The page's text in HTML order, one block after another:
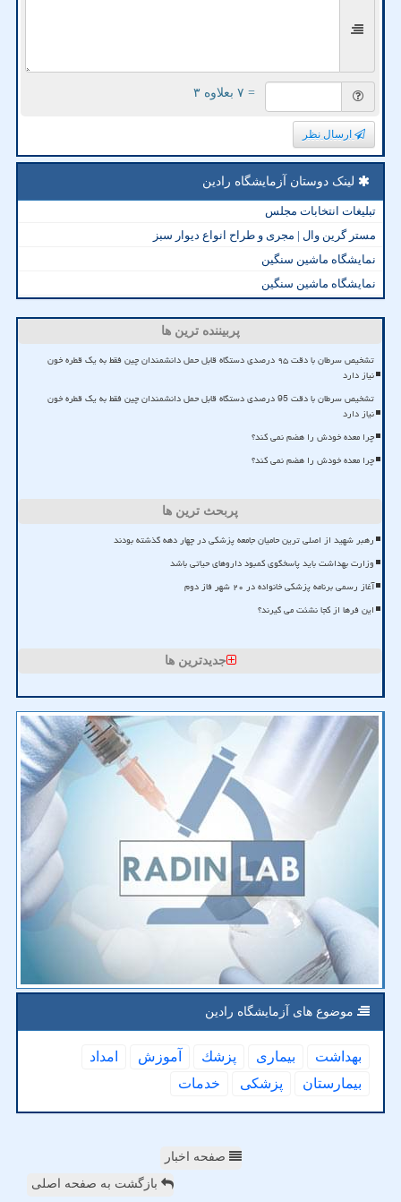
= ۷ بعلاوه ۳
ارسال نظر
لینک دوستان آزمایشگاه رادین
تبلیغات انتخابات مجلس
مستر گرین وال | مجری و طراح انواع دیوار سبز
نمایشگاه ماشین سنگین
نمایشگاه ماشین سنگین
پربیننده ترین ها
تشخیص سرطان با دقت ۹۵ درصدی دستگاه قابل حمل دانشمندان چین فقط به یک قطره خون
نیاز دارد
تشخیص سرطان با دقت 95 درصدی دستگاه قابل حمل دانشمندان چین فقط به یک قطره خون
نیاز دارد
چرا معده خودش را هضم نمی کند؟
چرا معده خودش را هضم نمی کند؟
پربحث ترین ها
رهبر شهید از اصلی ترین حامیان جامعه پزشکی در چهار دهه گذشته بودند
وزارت بهداشت باید پاسخگوی کمبود داروهای حیاتی باشد
آغاز رسمی برنامه پزشکی خانواده در ۲۰ شهر فاز دوم
این فرها از کجا نشئت می گیرند؟
جدیدترین ها
موضوع های آزمایشگاه رادین
بهداشت بیماری پزشك آموزش
امداد
بیمارستان
پزشكی خدمات
صفحه اخبار
بازگشت به صفحه اصلی